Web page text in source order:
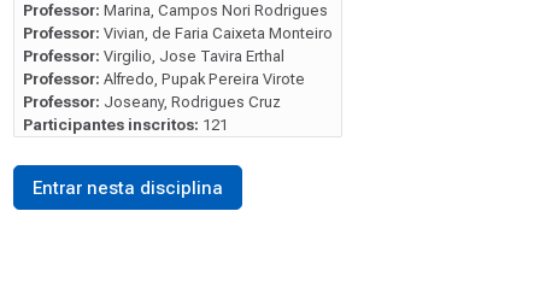
Professor: Marina, Campos Nori Rodrigues
Professor: Vivian, de Faria Caixeta Monteiro
Professor: Virgilio, Jose Tavira Erthal
Professor: Alfredo, Pupak Pereira Virote
Professor: Joseany, Rodrigues Cruz
Participantes inscritos: 121
Entrar nesta disciplina